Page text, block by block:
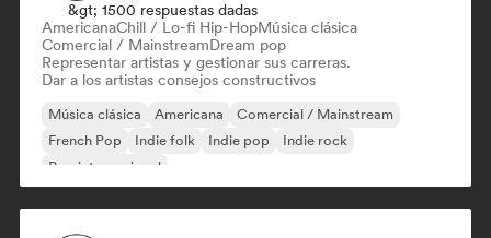
&gt; 1500 respuestas dadas
AmericanaChill / Lo-fi Hip-HopMúsica clásica
Comercial / MainstreamDream pop
Representar artistas y gestionar sus carreras.
Dar a los artistas consejos constructivos
Música clásica Americana
Comercial / Mainstream
French Pop
Indie folk Indie pop
Indie rock
Pop internacional